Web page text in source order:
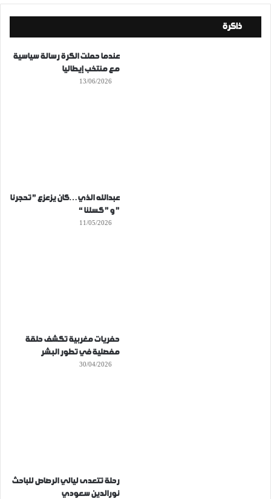
ذاكرة
عندما حملت الكرة رسالة سياسية
مع منتخب إيطاليا
13/06/2026
عبدالله الذي…كان يزعزع ” تحجرنا
” و ” كسلنا “
11/05/2026
حفريات مغربية تكشف حلقة
مفصلية في تطور البشر
30/04/2026
رحلة تتعدى ليالي الرصاص للباحث
نورالدين سعودي